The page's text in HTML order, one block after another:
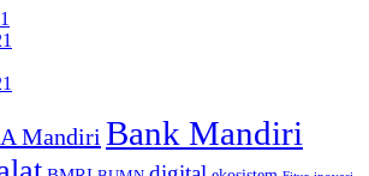
Mandiri Bank Mandiri